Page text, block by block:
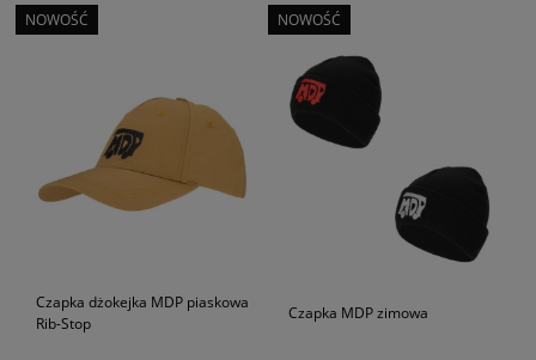
Czapka dżokejka MDP piaskowa
Rib-Stop
NOWOŚĆ
Czapka MDP zimowa
NOWOŚĆ